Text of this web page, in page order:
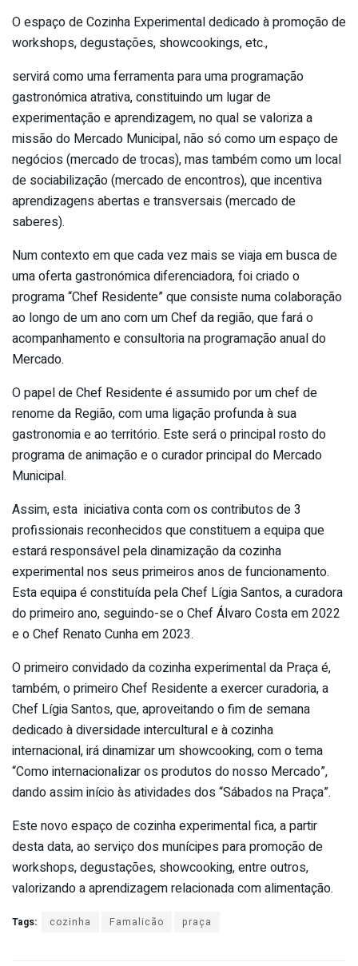
O espaço de Cozinha Experimental dedicado à promoção de
workshops, degustações, showcookings, etc.,
servirá como uma ferramenta para uma programação
gastronómica atrativa, constituindo um lugar de
experimentação e aprendizagem, no qual se valoriza a
missão do Mercado Municipal, não só como um espaço de
negócios (mercado de trocas), mas também como um local
de sociabilização (mercado de encontros), que incentiva
aprendizagens abertas e transversais (mercado de
saberes).
Num contexto em que cada vez mais se viaja em busca de
uma oferta gastronómica diferenciadora, foi criado o
programa “Chef Residente” que consiste numa colaboração
ao longo de um ano com um Chef da região, que fará o
acompanhamento e consultoria na programação anual do
Mercado.
O papel de Chef Residente é assumido por um chef de
renome da Região, com uma ligação profunda à sua
gastronomia e ao território. Este será o principal rosto do
programa de animação e o curador principal do Mercado
Municipal.
Assim, esta iniciativa conta com os contributos de 3
profissionais reconhecidos que constituem a equipa que
estará responsável pela dinamização da cozinha
experimental nos seus primeiros anos de funcionamento.
Esta equipa é constituída pela Chef Lígia Santos, a curadora
do primeiro ano, seguindo-se o Chef Álvaro Costa em 2022
e o Chef Renato Cunha em 2023.
O primeiro convidado da cozinha experimental da Praça é,
também, o primeiro Chef Residente a exercer curadoria, a
Chef Lígia Santos, que, aproveitando o fim de semana
dedicado à diversidade intercultural e à cozinha
internacional, irá dinamizar um showcooking, com o tema
“Como internacionalizar os produtos do nosso Mercado”,
dando assim início às atividades dos “Sábados na Praça”.
Este novo espaço de cozinha experimental fica, a partir
desta data, ao serviço dos munícipes para promoção de
workshops, degustações, showcooking, entre outros,
valorizando a aprendizagem relacionada com alimentação.
Tags: cozinha Famalicão praça